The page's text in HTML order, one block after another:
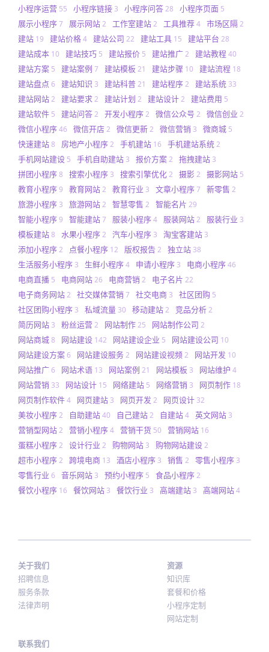
小程序运营 55 小程序链接 3 小程序问答28 小程序页面 5
展示小程序7 展示网站2 工作室建站2 工具推荐4 市场区隔2
建站 19 建站价格4 建站公司 22 建站工具 15 建站平台 28
建站成本 10 建站技巧 5 建站报价 5 建站推广2 建站教程40
建站方案 5 建站案例 7 建站模板 21 建站步骤 10 建站流程 18
建站盘点 6 建站知识 3 建站科普21 建站程序2 建站系统 33
建站网站2 建站要求2 建站计划 2 建站设计2 建站费用 5
建站软件 5 建站问答2 开发小程序2 微信公众号 2 微信创业 2
微信小程序46 微信开店2 微信更新2 微信营销 3 微商城 5
快速建站8 房地产小程序2 手机建站 16 手机建站系统2
手机网站建设 5 手机自助建站 3 报价方案2 拖拽建站 3
拼团小程序8 搜索小程序 3 搜索引擎优化2 摄影2 摄影网站 5
教育小程序9 教育网站2 教育行业 3 文章小程序7 新零售 2
旅游小程序 3 旅游网站2 智慧零售 2 智能名片 29
智能小程序9 智能建站7 服装小程序4 服装网站2 服装行业 3
模板建站8 水果小程序2 汽车小程序 3 淘宝客建站 3
添加小程序2 点餐小程序 12 版权报告2 独立站 38
生活服务小程序 3 生鲜小程序4 申请小程序 3 电商小程序46
电商直播 5 电商网站26 电商营销 2 电子名片 22
电子商务网站2 社交媒体营销 7 社交电商 3 社区团购 5
社区团购小程序 3 私域流量 30 移动建站2 竞品分析2
简历网站 3 粉丝运营2 网站制作25 网站制作公司 2
网站商城8 网站建设 142 网站建设企业 5 网站建设公司 10
网站建设方案6 网站建设服务2 网站建设视频2 网站开发 10
网站推广6 网站术语 13 网站案例 21 网站模板 3 网站维护 4
网站营销 33 网站设计 15 网络建站 5 网络营销 3 网页制作 18
网页制作软件4 网页建站 3 网页开发 2 网页设计 32
美妆小程序2 自助建站40 自己建站2 自建站4 英文网站 3
营销型网站2 营销小程序4 营销干货 50 营销网站 16
蛋糕小程序2 设计行业 2 购物网站 3 购物网站建设2
超市小程序2 跨境电商 13 酒店小程序 3 销售 2 零售小程序 3
零售行业 6 音乐网站 3 预约小程序 5 食品小程序2
餐饮小程序 16 餐饮网站 3 餐饮行业 3 高端建站 3 高端网站4
关于我们
招聘信息
服务条款
法律声明
资源
知识库
套餐和价格
小程序定制
网站定制
联系我们